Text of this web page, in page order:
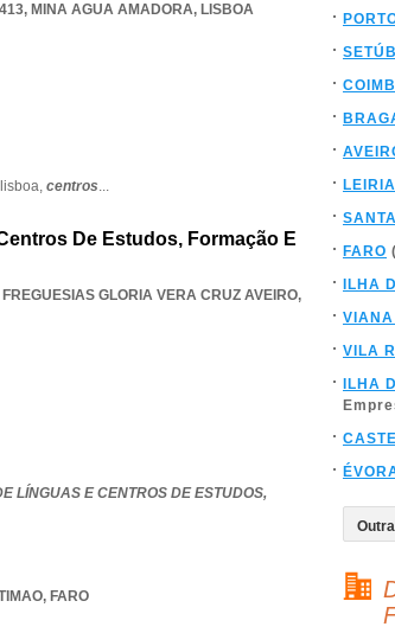
, MINA AGUA AMADORA, LISBOA
centros...
De Estudos, Formação E
GLORIA VERA CRUZ AVEIRO,
LÍNGUAS E CENTROS DE ESTUDOS,
, FARO
LEIRIA
FARO
ILHA
VILA
ILHA